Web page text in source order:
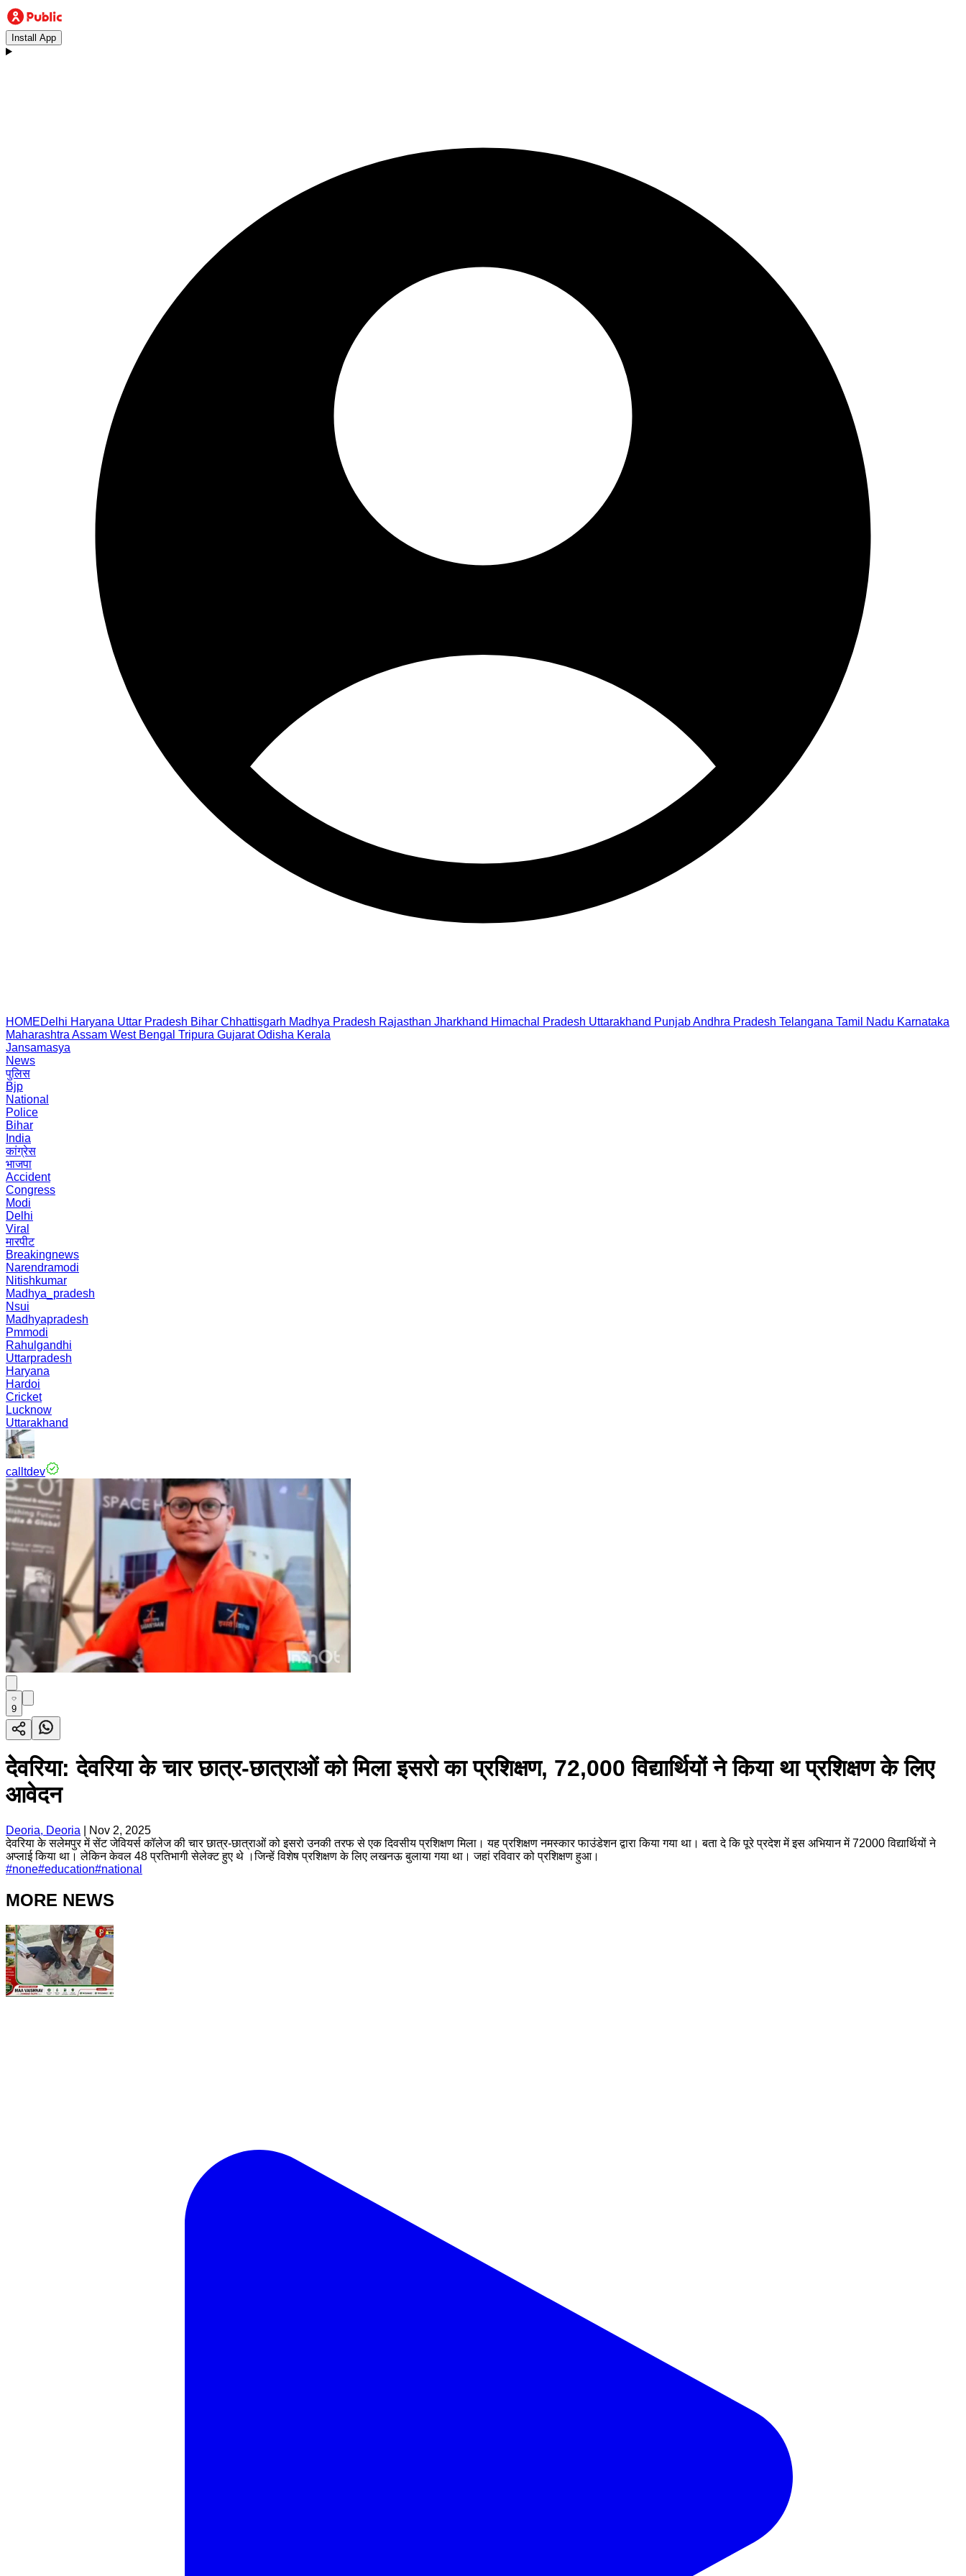
Install App
HOMEDelhi Haryana Uttar Pradesh Bihar Chhattisgarh Madhya Pradesh Rajasthan Jharkhand Himachal Pradesh Uttarakhand PunjabAndhra Pradesh Telangana Tamil Nadu Karnataka
Maharashtra Assam West Bengal Tripura Gujarat Odisha Kerala
Jansamasya
News
पुलिस
Bjp
National
Police
Bihar
India
कांग्रेस
भाजपा
Accident
Congress
Modi
Delhi
Viral
मारपीट
Breakingnews
Narendramodi
Nitishkumar
Madhya_pradesh
Nsui
Madhyapradesh
Pmmodi
Rahulgandhi
Uttarpradesh
Haryana
Hardoi
Cricket
Lucknow
Uttarakhand
calltdev
9
देेेवरिया: देवरिया के चार छात्र-छात्राओं को मिला इसरो का प्रशिक्षण, 72,000 विद्यार्थियों ने किया था प्रशिक्षण के लिए
आवेदन
Deoria, Deoria
Nov 2, 2025
देवरिया के सलेमपुर में सेंट जेवियर्स कॉलेज की चार छात्र-छात्राओं को इसरो उनकी तरफ से एक दिवसीय प्रशिक्षण मिला। यह प्रशिक्षण नमस्कार फाउंडेशन द्वारा किया गया था। बता दे कि पूरे प्रदेश में इस अभियान में 72000 विद्यार्थियों ने
अप्लाई किया था। लेकिन केवल 48 प्रतिभागी सेलेक्ट हुए थे ।जिन्हें विशेष प्रशिक्षण के लिए लखनऊ बुलाया गया था। जहां रविवार को प्रशिक्षण हुआ।
#none#education#national
MORE NEWS